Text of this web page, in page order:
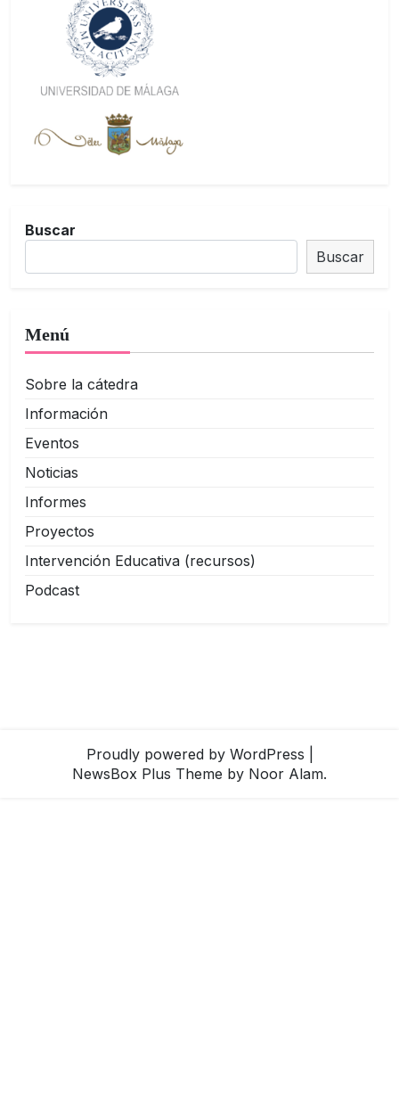
Buscar
Buscar
Menú
Sobre la cátedra
Información
Eventos
Noticias
Informes
Proyectos
Intervención Educativa (recursos)
Podcast
Proudly powered by WordPress
NewsBox Plus Theme by Noor Alam.